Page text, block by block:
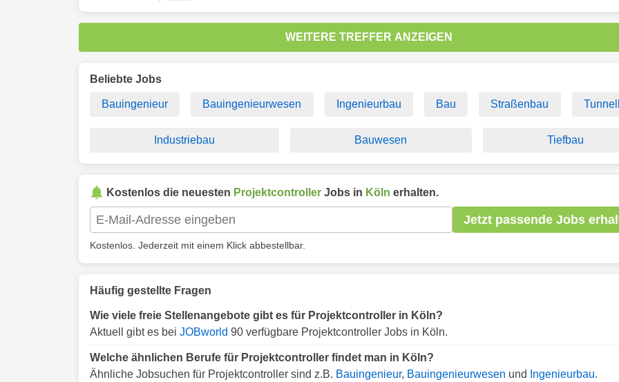
WEITERE TREFFER ANZEIGEN
Beliebte Jobs
Bauingenieur Bauingenieurwesen Ingenieurbau Bau Straßenbau
Industriebau Bauwesen Tiefbau
Kostenlos die neuesten Projektcontroller Jobs in Köln erhalten.
Jetzt passende Jobs
Kostenlos. Jederzeit mit einem Klick abbestellbar.
Häufig gestellte Fragen
Wie viele freie Stellenangebote gibt es für Projektcontroller in Köln?
Aktuell gibt es bei JOBworld 90 verfügbare Projektcontroller Jobs in Köln.
Welche ähnlichen Berufe für Projektcontroller findet man in Köln?
Ähnliche Jobsuchen für Projektcontroller sind z.B. Bauingenieur, Bauingenieurwesen und Ingenieurbau.